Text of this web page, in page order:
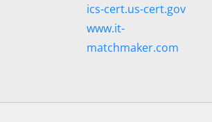
ics-cert.us-cert.gov
www.it-
matchmaker.com